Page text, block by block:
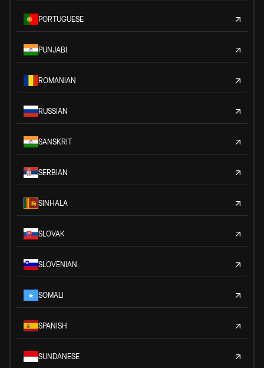
PORTUGUESE
PUNJABI
ROMANIAN
RUSSIAN
SANSKRIT
SERBIAN
SINHALA
SLOVAK
SLOVENIAN
SOMALI
SPANISH
SUNDANESE